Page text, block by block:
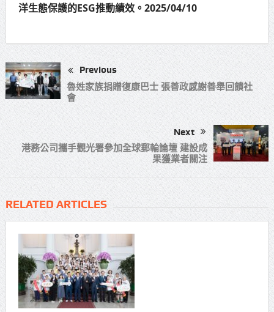
洋生態保護的ESG推動績效。2025/04/10
Previous
魯姓家族捐贈復康巴士 張善政感謝善舉回饋社
會
Next
港務公司攜手觀光署參加全球郵輪論壇 建設成
果獲業者關注
RELATED ARTICLES